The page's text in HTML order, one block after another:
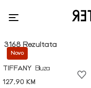
3168 Rezultata
Novo
TIFFANY
Bluza
127,90 KM